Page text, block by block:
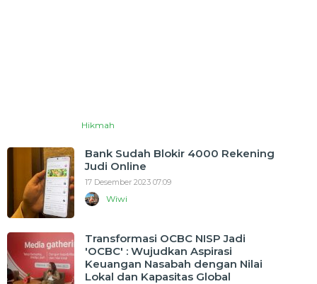
Hikmah
Bank Sudah Blokir 4000 Rekening
Judi Online
17 Desember 2023 07:09
Wiwi
Transformasi OCBC NISP Jadi
'OCBC' : Wujudkan Aspirasi
Keuangan Nasabah dengan Nilai
Lokal dan Kapasitas Global